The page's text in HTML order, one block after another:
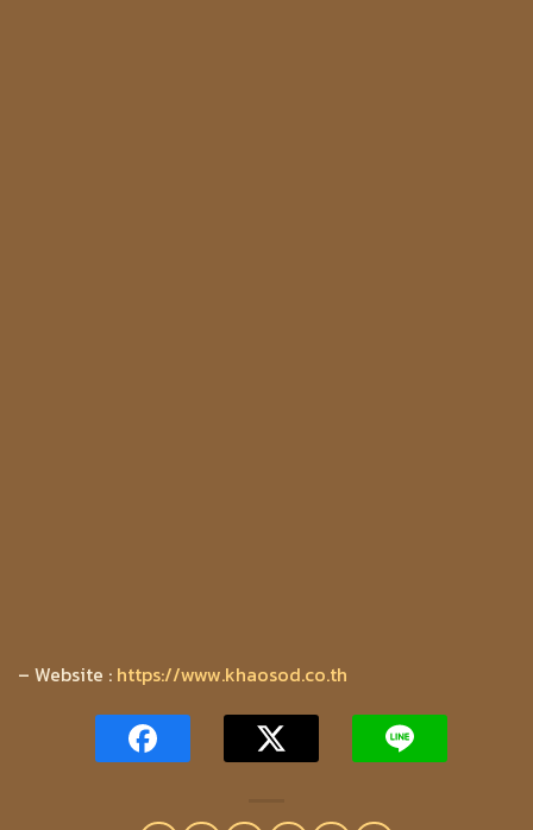
– Website : https://www.khaosod.co.th